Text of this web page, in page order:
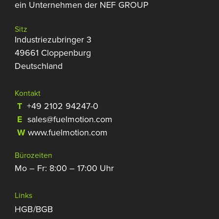
ein Unternehmen der NEF GROUP
Sitz
Industriezubringer 3
49661 Cloppenburg
Deutschland
Kontakt
T +49 2102 94247-0
E sales@fuelmotion.com
Wwww.fuelmotion.com
Bürozeiten
Mo – Fr: 8:00 – 17:00 Uhr
Links
HGB/BGB